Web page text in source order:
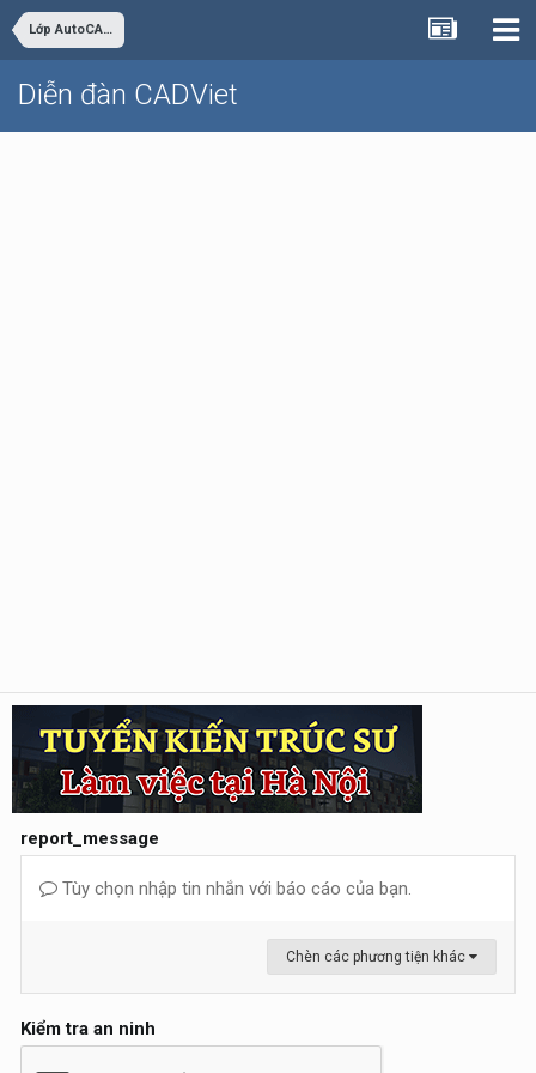
Lớp AutoCAD Cơ bản trực tuyến
Diễn đàn CADViet
report_message
Tùy chọn nhập tin nhắn với báo cáo của bạn.
Chèn các phương tiện khác
Kiểm tra an ninh